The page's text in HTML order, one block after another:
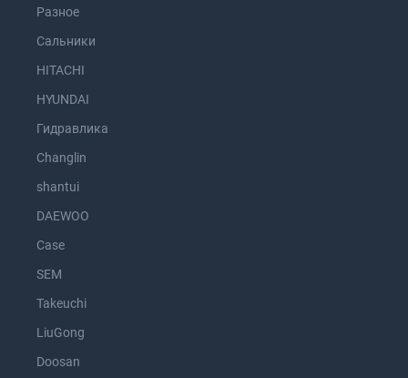
Разное
Сальники
HITACHI
HYUNDAI
Гидравлика
Changlin
shantui
DAEWOO
Case
SEM
Takeuchi
LiuGong
Doosan